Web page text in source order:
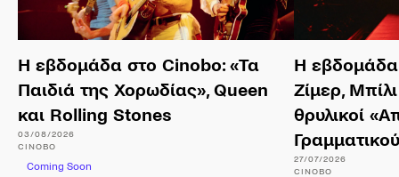
Η εβδομάδα στο Cinobo: «Τα
Παιδιά της Χορωδίας», Queen
και Rolling Stones
03/08/2026
CINOBO
Coming Soon
Η
Ζίμερ, Μπίλι
θρυλικοί
Γραμματικού
27/07/2026
CINOBO